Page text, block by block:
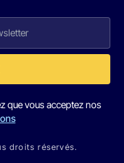
que vous acceptez nos
droits réservés.